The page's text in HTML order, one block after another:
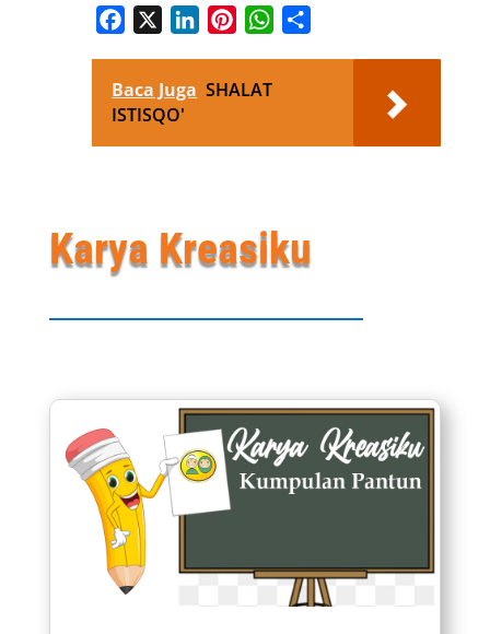
Facebook LinkedInPinterestWhatsApp
Baca Juga SHALAT
ISTISQO'
Karya Kreasiku